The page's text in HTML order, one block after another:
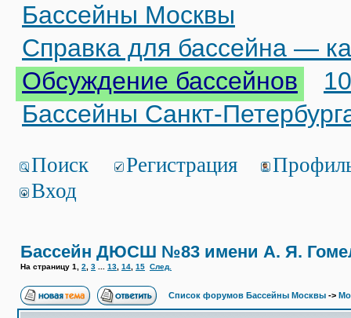
Бассейны Москвы
Справка для бассейна —
Обсуждение бассейнов
Бассейны Санкт-
Поиск Регистрация
Вход
Бассейн ДЮСШ №83 имени А. Я.
На страницу 1 2 3 13 14 15 След.
Список форумов Бассейны Москвы ->